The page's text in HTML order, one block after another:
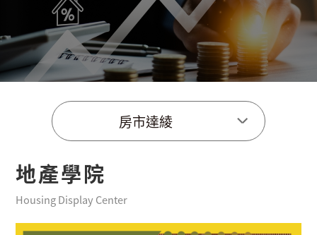
房市達綾
地產學院
Housing Display Center